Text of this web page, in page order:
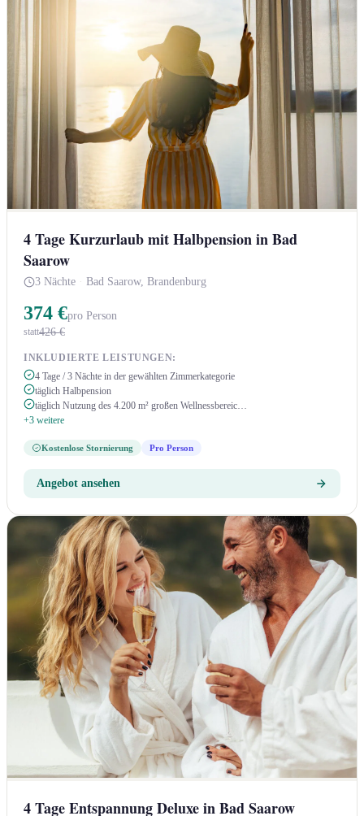
4 Tage Kurzurlaub mit Halbpension in Bad
Saarow
3 Nächte · Bad Saarow, Brandenburg
374 €pro Person
statt426 €
INKLUDIERTE LEISTUNGEN:
4 Tage / 3 Nächte in der gewählten Zimmerkategorie
täglich Halbpension
täglich Nutzung des 4.200 m² großen Wellnessbereic…
+3 weitere
Kostenlose Stornierung Pro Person
Angebot ansehen
4 Tage Entspannung Deluxe in Bad Saarow